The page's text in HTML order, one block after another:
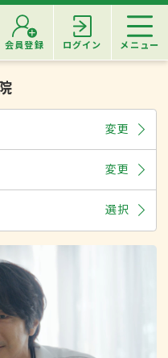
会員登録 ログイン メニュー
変更
変更
選択